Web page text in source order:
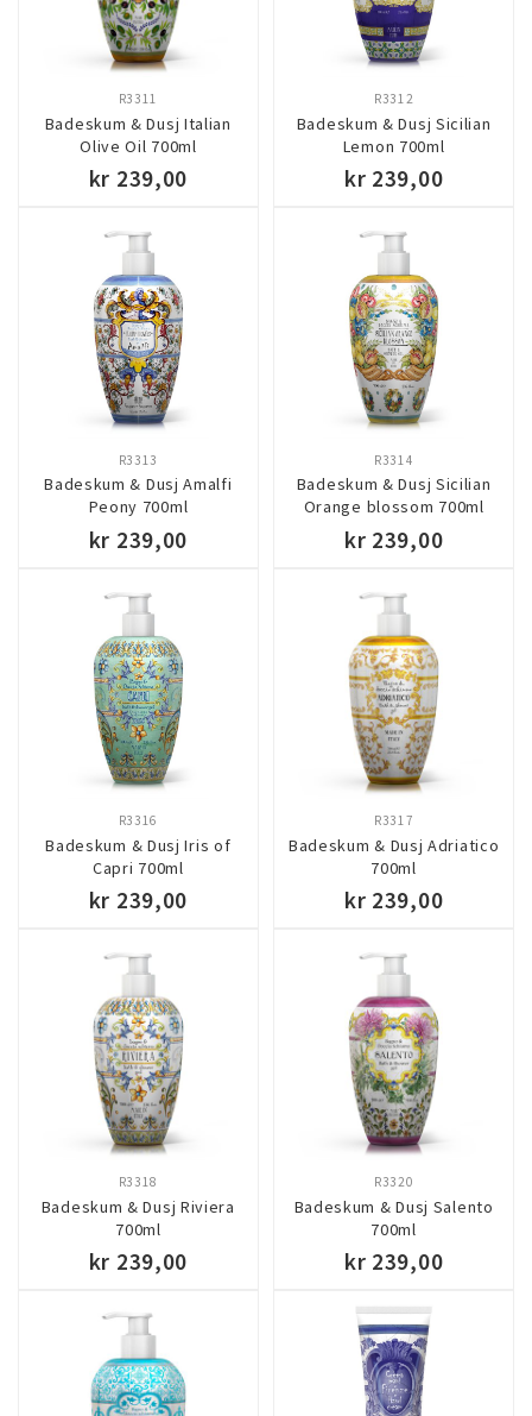
Badeskum & Dusj Italian
Olive Oil 700ml
R3311
kr 239,00
Badeskum & Dusj Sicilian
Lemon 700ml
R3312
kr 239,00
Badeskum & Dusj Amalfi
Peony 700ml
R3313
kr 239,00
Badeskum & Dusj Sicilian
Orange blossom 700ml
R3314
kr 239,00
Badeskum & Dusj Iris of
Capri 700ml
R3316
kr 239,00
Badeskum & Dusj Adriatico
700ml
R3317
kr 239,00
Badeskum & Dusj Riviera
700ml
R3318
kr 239,00
Badeskum & Dusj Salento
700ml
R3320
kr 239,00